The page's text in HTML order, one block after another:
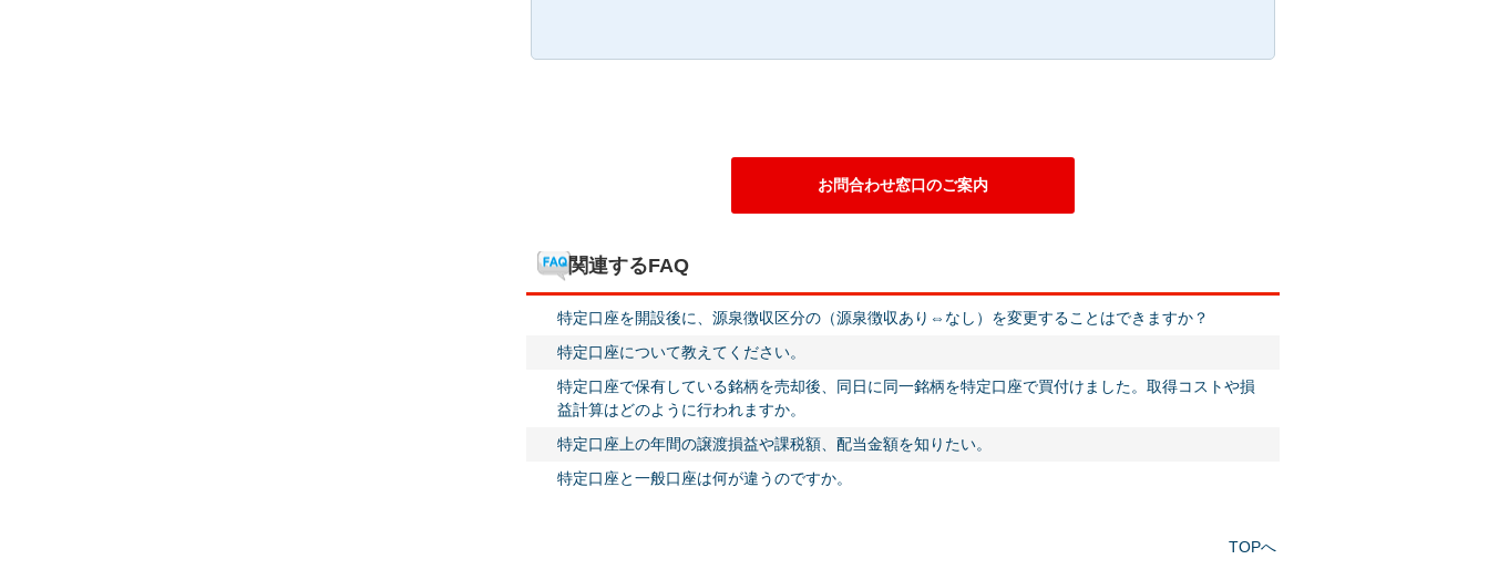
お問合わせ窓口のご案内
関連するFAQ
特定口座を開設後に、源泉徴収区分の（源泉徴収あり⇔なし）を変更することはできますか？
特定口座について教えてください。
特定口座で保有している銘柄を売却後、同日に同一銘柄を特定口座で買付けました。取得コストや損
益計算はどのように行われますか。
特定口座上の年間の譲渡損益や課税額、配当金額を知りたい。
特定口座と一般口座は何が違うのですか。
TOPへ